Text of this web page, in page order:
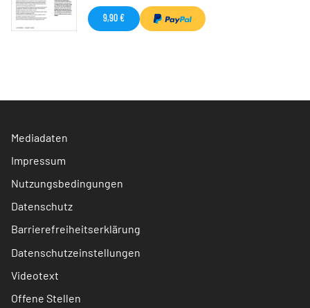
9,90 €
Mediadaten
Impressum
Nutzungsbedingungen
Datenschutz
Barrierefreiheitserklärung
Datenschutzeinstellungen
Videotext
Offene Stellen